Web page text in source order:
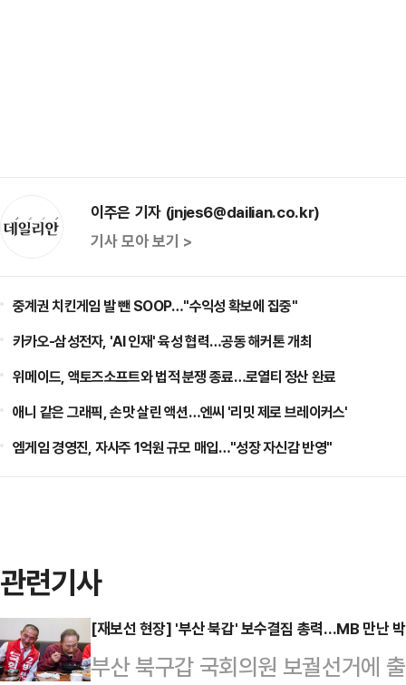
이주은 기자 (jnjes6@dailian.co.kr)
기사 모아 보기 >
중계권 치킨게임 발 뺀 SOOP…"수익성 확보에 집중"
카카오-삼성전자, 'AI 인재' 육성 협력…공동 해커톤 개최
위메이드, 액토즈소프트와 법적 분쟁 종료…로열티 정산 완료
애니 같은 그래픽, 손맛 살린 액션…엔씨 '리밋 제로 브레이커스'
엠게임 경영진, 자사주 1억원 규모 매입…"성장 자신감 반영"
관련기사
[재보선 현장] '부산 북갑' 보수결집 총력…MB 만난
부산 북구갑 국회의원 보궐선거에